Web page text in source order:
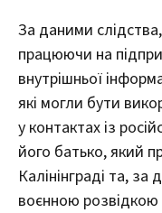
За даними
працюючи на
внутрішньої
які могли бути
у контактах із
його батько, який
Калінінграді та,
воєнною розвідкою